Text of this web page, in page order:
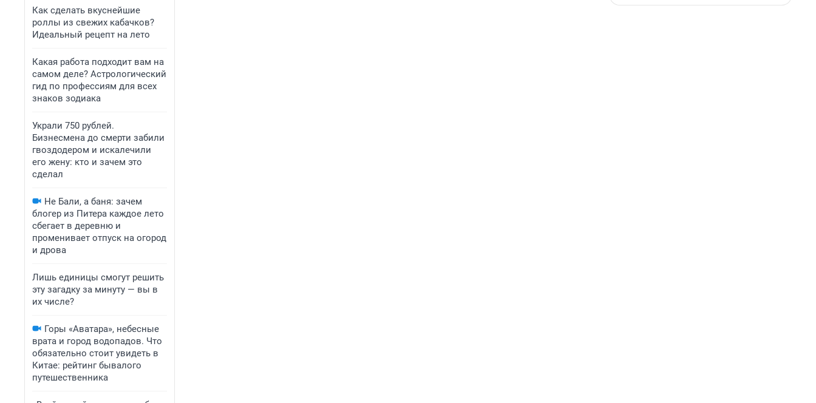
Как сделать вкуснейшие
роллы из свежих кабачков?
Идеальный рецепт на лето
Какая работа подходит вам на
самом деле? Астрологический
гид по профессиям для всех
знаков зодиака
Украли 750 рублей.
Бизнесмена до смерти забили
гвоздодером и искалечили
его жену: кто и зачем это
сделал
Не Бали, а баня: зачем
блогер из Питера каждое лето
сбегает в деревню и
променивает отпуск на огород
и дрова
Лишь единицы смогут решить
эту загадку за минуту — вы в
их числе?
Горы «Аватара», небесные
врата и город водопадов. Что
обязательно стоит увидеть в
Китае: рейтинг бывалого
путешественника